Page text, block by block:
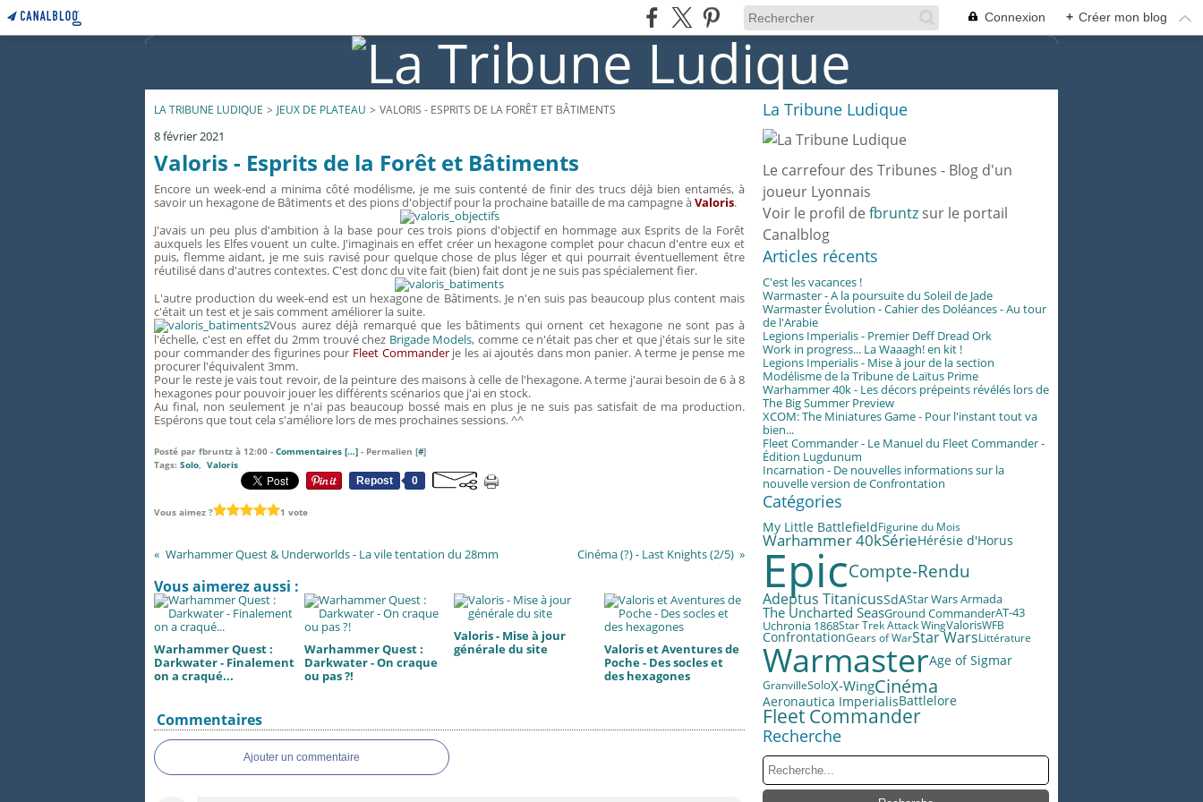
Connexion + Créer mon blog
LA TRIBUNE LUDIQUE > JEUX DE PLATEAU > VALORIS - ESPRITS DE LA FORÊT ET BÂTIMENTS
8 février 2021
Valoris - Esprits de la Forêt et Bâtiments
Encore un week-end a minima côté modélisme, je me suis contenté de finir des trucs déjà bien entamés, à
savoir un hexagone de Bâtiments et des pions d'objectif pour la prochaine bataille de ma campagne àValoris.
J'avais un peu plus d'ambition à la base pour ces trois pions d'objectif en hommage aux Esprits de la Forêt
auxquels les Elfes vouent un culte. J'imaginais en effet créer un hexagone complet pour chacun d'entre eux et
puis, flemme aidant, je me suis ravisé pour quelque chose de plus léger et qui pourrait éventuellement être
réutilisé dans d'autres contextes. C'est donc du vite fait (bien) fait dont je ne suis pas spécialement fier.
L'autre production du week-end est un hexagone de Bâtiments. Je n'en suis pas beaucoup plus content mais
c'était un test et je sais comment améliorer la suite.
Vous aurez déjà remarqué que les bâtiments qui ornent cet hexagone ne sont pas à
l'échelle, c'est en effet du 2mm trouvé chez Brigade Models, comme ce n'était pas cher et que j'étais sur le site
pour commander des figurines pour Fleet Commanderje les ai ajoutés dans mon panier. A terme je pense me
procurer l'équivalent 3mm.
Pour le reste je vais tout revoir, de la peinture des maisons à celle de l'hexagone. A terme j'aurai besoin de 6 à 8
hexagones pour pouvoir jouer les différents scénarios que j'ai en stock.
Au final, non seulement je n'ai pas beaucoup bossé mais en plus je ne suis pas satisfait de ma production.
Espérons que tout cela s'améliore lors de mes prochaines sessions. ^^
Posté par fbruntz à 12:00 - Commentaires […] - Permalien [#]
Tags: Solo, Valoris
Repost
0
Vous aimez ? 1 vote
Warhammer Quest & Underworlds - La vile tentation du 28mm Cinéma (?) - Last Knights (2/5)
Vous aimerez aussi :
Warhammer Quest :
Darkwater - Finalement
on a craqué...
Warhammer Quest :
Darkwater - On craque
ou pas ?!
Valoris - Mise à jour
générale du site
Valoris et Aventures de
Poche - Des socles et
des hexagones
Commentaires
Ajouter un commentaire
La Tribune Ludique
Le carrefour des Tribunes - Blog d'un
joueur Lyonnais
Voir le profil de fbruntz sur le portail
Canalblog
Articles récents
C'est les vacances !
Warmaster - A la poursuite du Soleil de Jade
Warmaster Évolution - Cahier des Doléances - Au tour
de l'Arabie
Legions Imperialis - Premier Deff Dread Ork
Work in progress... La Waaagh! en kit !
Legions Imperialis - Mise à jour de la section
Modélisme de la Tribune de Laïtus Prime
Warhammer 40k - Les décors prépeints révélés lors de
The Big Summer Preview
XCOM: The Miniatures Game - Pour l'instant tout va
bien...
Fleet Commander - Le Manuel du Fleet Commander -
Édition Lugdunum
Incarnation - De nouvelles informations sur la
nouvelle version de Confrontation
Catégories
My Little BattlefieldFigurine du Mois
Warhammer 40kSérieHérésie d'Horus
EpicCompte-Rendu
Adeptus TitanicusSdAStar Wars Armada
The Uncharted SeasGround CommanderAT-43
Uchronia 1868Star Trek Attack WingValorisWFB
ConfrontationGears of WarStar WarsLittérature
WarmasterAge of Sigmar
GranvilleSoloX-WingCinéma
Aeronautica ImperialisBattlelore
Fleet Commander
Recherche